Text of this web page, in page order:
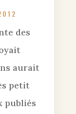
des
aurait
petit
publiés